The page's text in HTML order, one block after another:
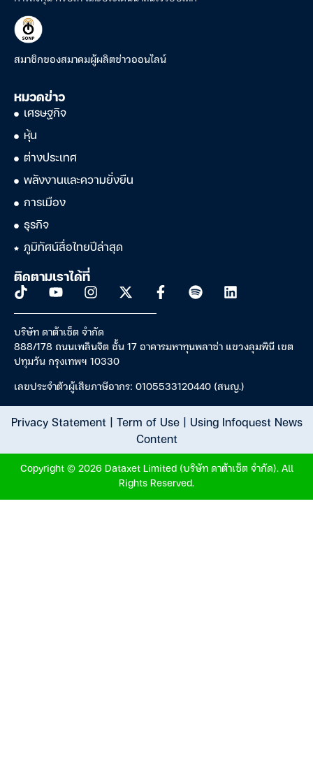
สมาชิกของสมาคมผู้ผลิตข่าวออนไลน์
หมวดข่าว
เศรษฐกิจ
หุ้น
ต่างประเทศ
พลังงานและความยั่งยืน
การเมือง
ธุรกิจ
ภูมิทัศน์สื่อไทยปีล่าสุด
ติดตามเราได้ที่
บริษัท ดาต้าเซ็ต จำกัด
888/178 ถนนเพลินจิต ชั้น 17 อาคารมหาทุนพลาซ่า แขวงลุมพินี เขต
ปทุมวัน กรุงเทพฯ 10330
เลขประจำตัวผู้เสียภาษีอากร: 0105533120440 (สนญ.)
Privacy Statement| Term of Use| Using Infoquest News
Content
Copyright © 2026 Dataxet Limited (บริษัท ดาต้าเซ็ต จำกัด). All
Rights Reserved.